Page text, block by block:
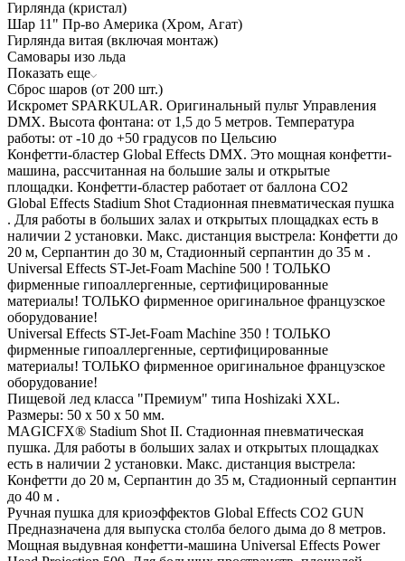
Гирлянда (кристал)
Шар 11" Пр-во Америка (Хром, Агат)
Гирлянда витая (включая монтаж)
Самовары изо льда
Показать еще
Сброс шаров (от 200 шт.)
Искромет SPARKULAR. Оригинальный пульт Управления
DMX. Высота фонтана: от 1,5 до 5 метров. Температура
работы: от -10 до +50 градусов по Цельсию
Конфетти-бластер Global Effects DMX. Это мощная конфетти-
машина, рассчитанная на большие залы и открытые
площадки. Конфетти-бластер работает от баллона СО2
Global Effects Stadium Shot Стадионная пневматическая пушка
. Для работы в больших залах и открытых площадках есть в
наличии 2 установки. Макс. дистанция выстрела: Конфетти до
20 м, Серпантин до 30 м, Стадионный серпантин до 35 м .
Universal Effects ST-Jet-Foam Machine 500 ! ТОЛЬКО
фирменные гипоаллергенные, сертифицированные
материалы! ТОЛЬКО фирменное оригинальное французское
оборудование!
Universal Effects ST-Jet-Foam Machine 350 ! ТОЛЬКО
фирменные гипоаллергенные, сертифицированные
материалы! ТОЛЬКО фирменное оригинальное французское
оборудование!
Пищевой лед класса "Премиум" типа Hoshizaki XXL.
Размеры: 50 х 50 х 50 мм.
MAGICFX® Stadium Shot II. Стадионная пневматическая
пушка. Для работы в больших залах и открытых площадках
есть в наличии 2 установки. Макс. дистанция выстрела:
Конфетти до 20 м, Серпантин до 35 м, Стадионный серпантин
до 40 м .
Ручная пушка для криоэффектов Global Effects CO2 GUN
Предназначена для выпуска столба белого дыма до 8 метров.
Мощная выдувная конфетти-машина Universal Effects Power